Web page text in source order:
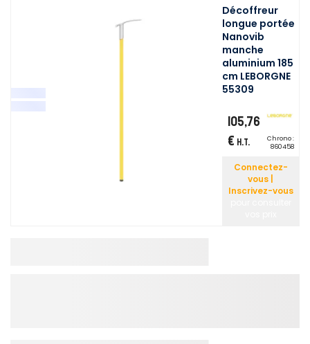
Décoffreur
longue portée
Nanovib
manche
aluminium 185
cm LEBORGNE
55309
105,76
€ H.T.
Chrono :
860458
Connectez-
vous |
Inscrivez-vous